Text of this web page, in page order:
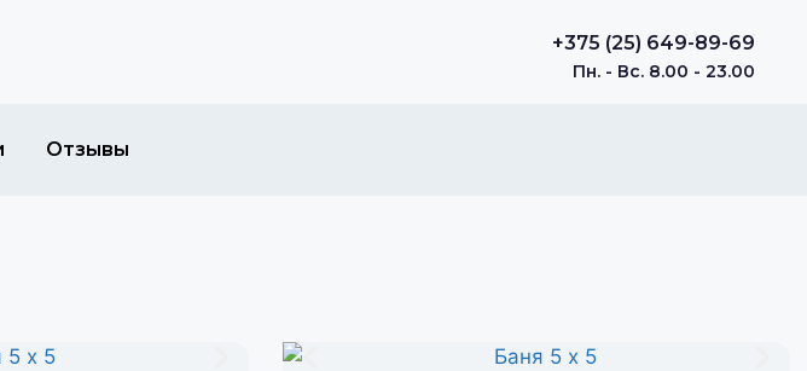
+375 (25) 649-89-69
Пн. - Вс. 8.00 - 23.00
Отзывы